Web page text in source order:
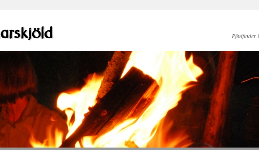
Pfadfinder